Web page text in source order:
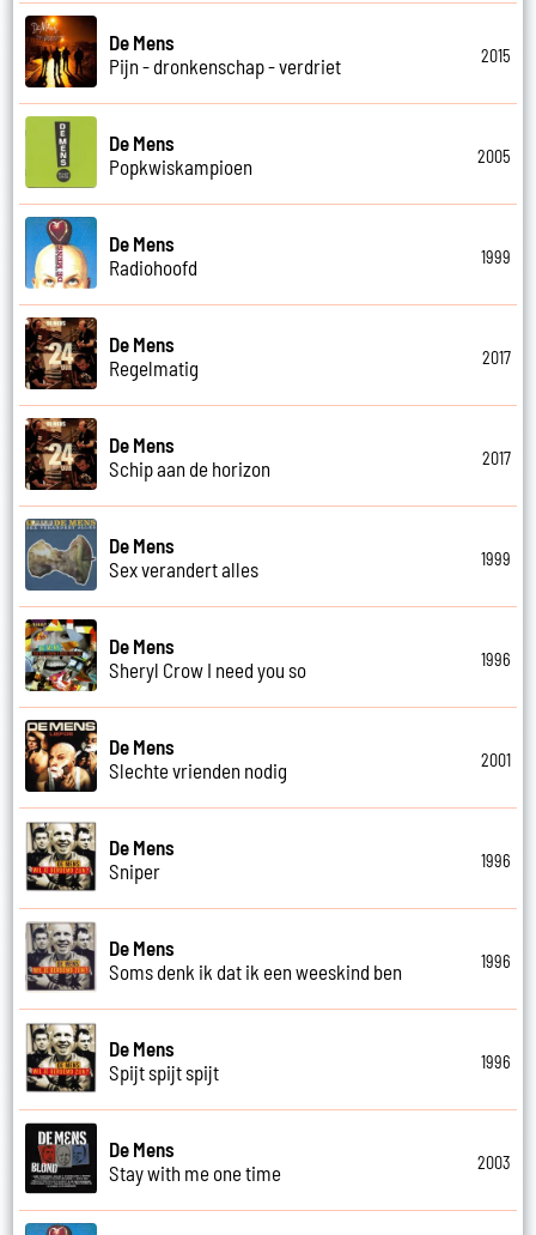
De Mens
Pijn - dronkenschap - verdriet
2015
De Mens
Popkwiskampioen
2005
De Mens
Radiohoofd
1999
De Mens
Regelmatig
2017
De Mens
Schip aan de horizon
2017
De Mens
Sex verandert alles
1999
De Mens
Sheryl Crow I need you so
1996
De Mens
Slechte vrienden nodig
2001
De Mens
Sniper
1996
De Mens
Soms denk ik dat ik een weeskind ben
1996
De Mens
Spijt spijt spijt
1996
De Mens
Stay with me one time
2003